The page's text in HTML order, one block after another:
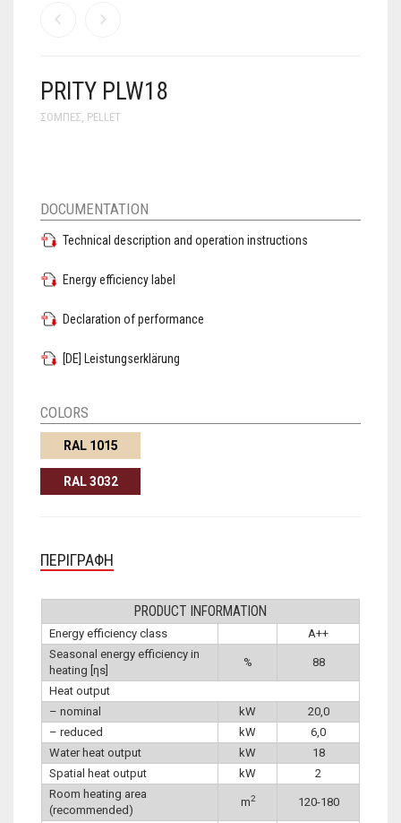
PRITY PLW18
ΣΌΜΠΕΣ, PELLET
DOCUMENTATION
Technical description and operation instructions
Energy efficiency label
Declaration of performance
[DE] Leistungserklärung
COLORS
RAL 1015
RAL 3032
ΠΕΡΙΓΡΑΦΉ
PRODUCT INFORMATION
Energy efficiency class
A++
Seasonal energy efficiency in
heating [ηs]
% 88
Heat output
– nominal
kW
20,0
– reduced
kW
6,0
Water heat output
kW
18
Spatial heat output
kW
2
Room heating area
(recommended)
m2 120-180